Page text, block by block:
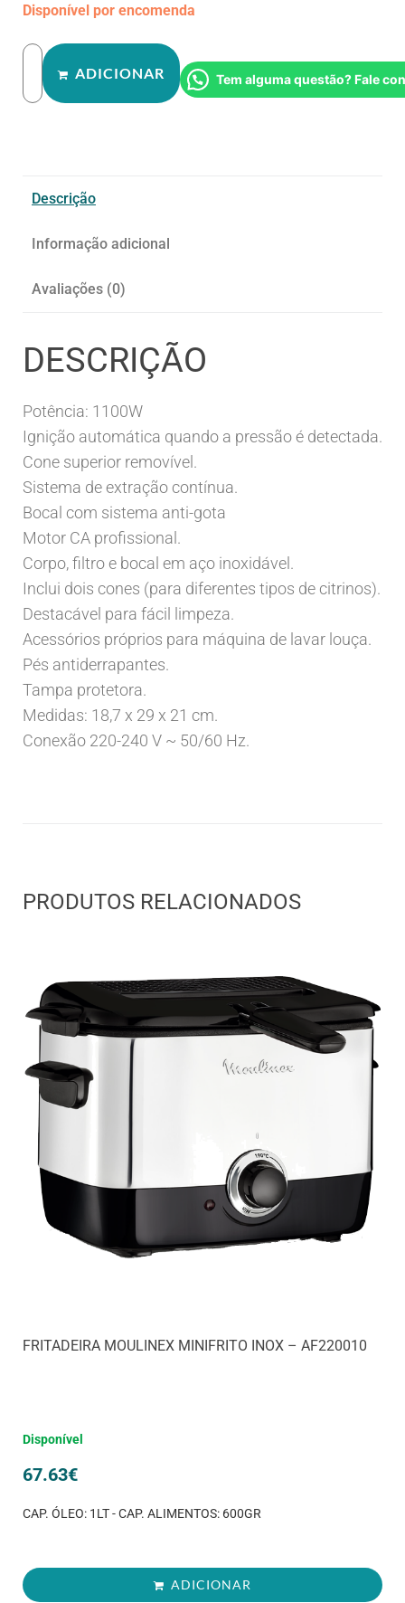
Disponível por encomenda
ADICIONAR Tem alguma questão? Fale
Descrição
Informação adicional
Avaliações (0)
DESCRIÇÃO
Potência: 1100W
Ignição automática quando a pressão é detectada.
Cone superior removível.
Sistema de extração contínua.
Bocal com sistema anti-gota
Motor CA profissional.
Corpo, filtro e bocal em aço inoxidável.
Inclui dois cones (para diferentes tipos de citrinos).
Destacável para fácil limpeza.
Acessórios próprios para máquina de lavar louça.
Pés antiderrapantes.
Tampa protetora.
Medidas: 18,7 x 29 x 21 cm.
Conexão 220-240 V ~ 50/60 Hz.
PRODUTOS RELACIONADOS
FRITADEIRA MOULINEX MINIFRITO INOX – AF220010
Disponível
67.63€
CAP. ÓLEO: 1LT - CAP. ALIMENTOS: 600GR
ADICIONAR